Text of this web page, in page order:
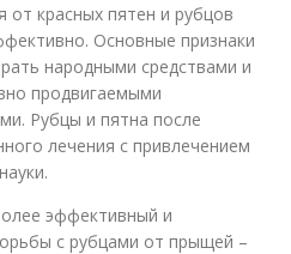
от красных пятен и рубцов
Основные признаки
народными средствами и
продвигаемыми
Рубцы и пятна после
лечения с привлечением
эффективный и
с рубцами от прыщей –